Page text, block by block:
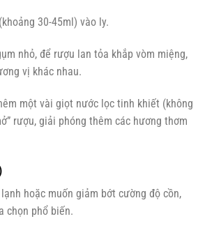
30-45ml) vào ly.
nhỏ, để rượu lan tỏa khắp vòm miệng,
vị khác nhau.
một vài giọt nước lọc tinh khiết (không
rượu, giải phóng thêm các hương thơm
hoặc muốn giảm bớt cường độ cồn,
chọn phổ biến.